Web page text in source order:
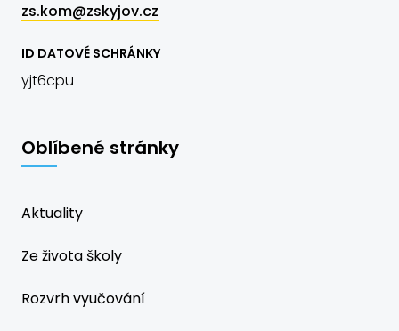
zs.kom@zskyjov.cz
ID DATOVÉ SCHRÁNKY
yjt6cpu
Oblíbené stránky
Aktuality
Ze života školy
Rozvrh vyučování